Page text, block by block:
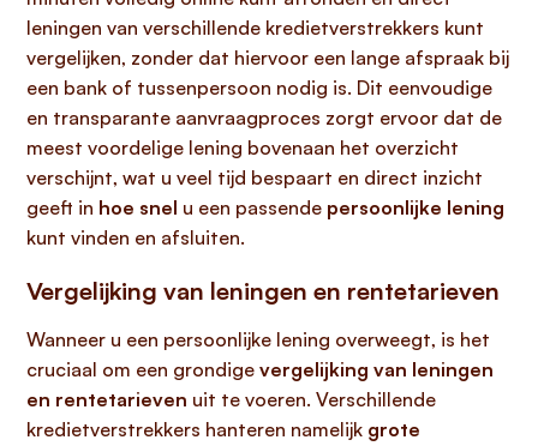
leningen van verschillende kredietverstrekkers kunt
vergelijken, zonder dat hiervoor een lange afspraak bij
een bank of tussenpersoon nodig is. Dit eenvoudige
en transparante aanvraagproces zorgt ervoor dat de
meest voordelige lening bovenaan het overzicht
verschijnt, wat u veel tijd bespaart en direct inzicht
geeft in hoe snel u een passende persoonlijke lening
kunt vinden en afsluiten.
Vergelijking van leningen en rentetarieven
Wanneer u een persoonlijke lening overweegt, is het
cruciaal om een grondige vergelijking van leningen
en rentetarieven uit te voeren. Verschillende
kredietverstrekkers hanteren namelijk grote